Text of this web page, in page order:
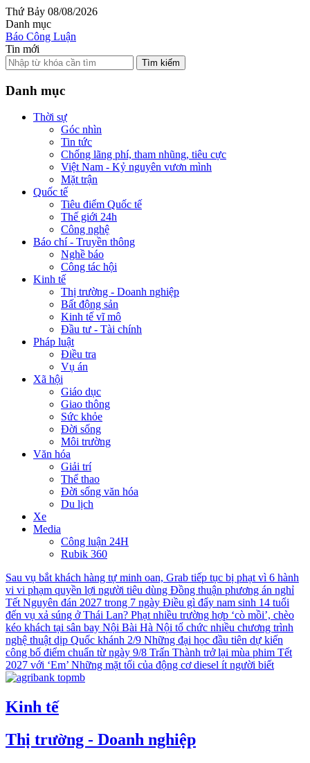
Thứ Bảy 08/08/2026
Danh mục
Báo Công Luận
Tin mới
Tìm kiếm
Danh mục
Thời sự
Góc nhìn
Tin tức
Chống lãng phí, tham nhũng, tiêu cực
Việt Nam - Kỷ nguyên vươn mình
Mặt trận
Quốc tế
Tiêu điểm Quốc tế
Thế giới 24h
Công nghệ
Báo chí - Truyền thông
Nghề báo
Công tác hội
Kinh tế
Thị trường - Doanh nghiệp
Bất động sản
Kinh tế vĩ mô
Đầu tư - Tài chính
Pháp luật
Điều tra
Vụ án
Xã hội
Giáo dục
Giao thông
Sức khỏe
Đời sống
Môi trường
Văn hóa
Giải trí
Thể thao
Đời sống văn hóa
Du lịch
Xe
Media
Công luận 24H
Rubik 360
Sau vụ bắt khách hàng tự minh oan, Grab tiếp tục bị phạt vì 6 hành
vi vi phạm quyền lợi người tiêu dùng Đồng thuận phương án nghỉ
Tết Nguyên đán 2027 trong 7 ngày Điều gì đẩy nam sinh 14 tuổi
đến vụ xả súng ở Thái Lan? Phạt nhiều trường hợp ‘cò mồi’, chèo
kéo khách tại sân bay Nội Bài Hà Nội tổ chức nhiều chương trình
nghệ thuật dịp Quốc khánh 2/9 Những đại học đầu tiên dự kiến
công bố điểm chuẩn từ ngày 9/8 Trấn Thành trở lại mùa phim Tết
2027 với ‘Em’ Những mặt tối của động cơ diesel ít người biết
Kinh tế
Thị trường - Doanh nghiệp